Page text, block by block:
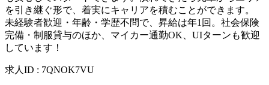
を引き継ぐ形で、着実にキャリアを積むことができます。
未経験者歓迎・年齢・学歴不問で、昇給は年1回。社会保険
完備・制服貸与のほか、マイカー通勤OK、UIターンも歓迎
しています！
求人ID : 7QNOK7VU